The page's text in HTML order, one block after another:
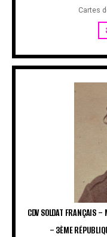
Cartes
CDV SOLDAT FRANÇAIS
– 3ÈME